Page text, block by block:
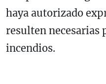
haya autorizado
resulten necesarias
incendios.